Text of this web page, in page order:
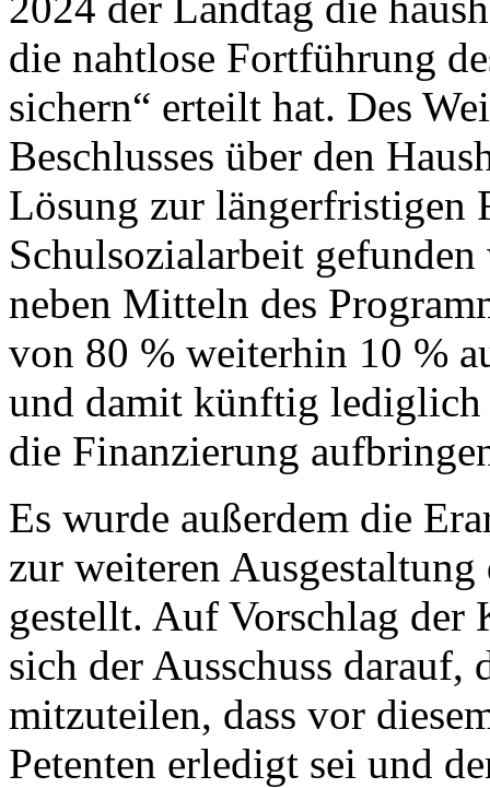
die nahtlose Fortführung
sichern“ erteilt hat. Des
Beschlusses über den
Lösung zur längerfristigen
Schulsozialarbeit
neben Mitteln des
von 80 % weiterhin 10 %
und damit künftig
die Finanzierung
Es wurde außerdem die
zur weiteren
gestellt. Auf Vorschlag
sich der Ausschuss darauf,
mitzuteilen, dass vor
Petenten erledigt sei und